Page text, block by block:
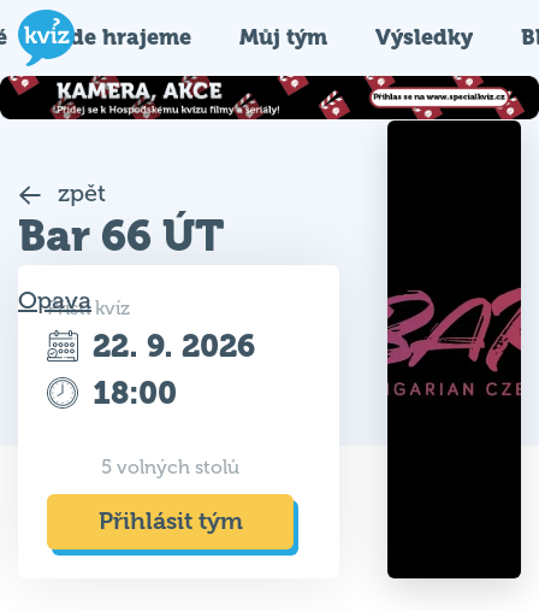
Kde hrajeme Můj tým Výsledky
zpět
Bar 66 ÚT
Opava
Příští kvíz
22. 9. 2026
18:00
5 volných stolů
Přihlásit tým